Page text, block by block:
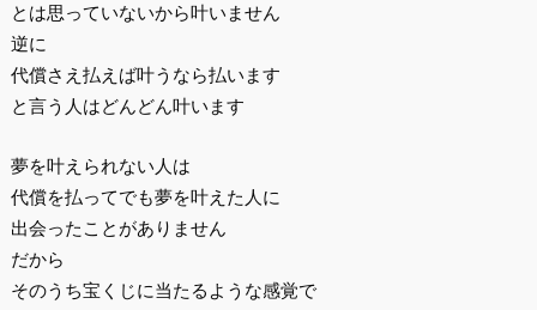
とは思っていないから叶いません
逆に
代償さえ払えば叶うなら払います
と言う人はどんどん叶います
夢を叶えられない人は
代償を払ってでも夢を叶えた人に
出会ったことがありません
だから
そのうち宝くじに当たるような感覚で